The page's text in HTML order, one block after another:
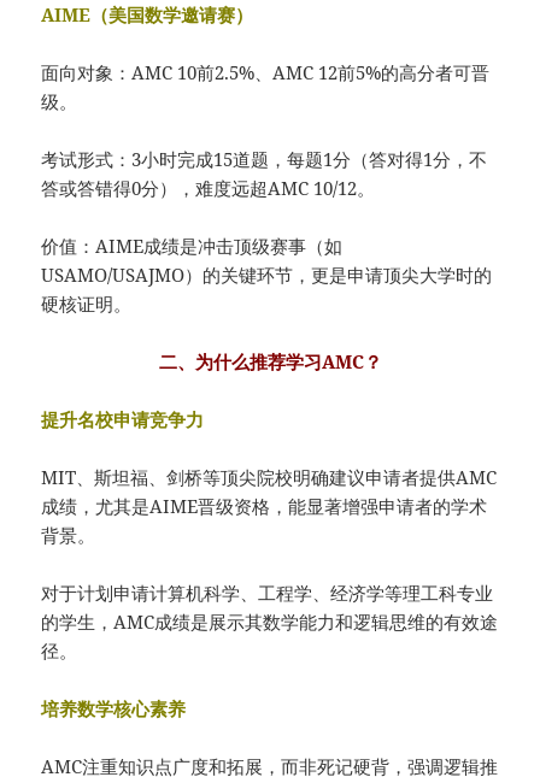
AIME（美国数学邀请赛）
面向对象：AMC 10前2.5%、AMC 12前5%的高分者可晋
级。
考试形式：3小时完成15道题，每题1分（答对得1分，不
答或答错得0分），难度远超AMC 10/12。
价值：AIME成绩是冲击顶级赛事（如
USAMO/USAJMO）的关键环节，更是申请顶尖大学时的
硬核证明。
二、为什么推荐学习AMC？
提升名校申请竞争力
MIT、斯坦福、剑桥等顶尖院校明确建议申请者提供AMC
成绩，尤其是AIME晋级资格，能显著增强申请者的学术
背景。
对于计划申请计算机科学、工程学、经济学等理工科专业
的学生，AMC成绩是展示其数学能力和逻辑思维的有效途
径。
培养数学核心素养
AMC注重知识点广度和拓展，而非死记硬背，强调逻辑推